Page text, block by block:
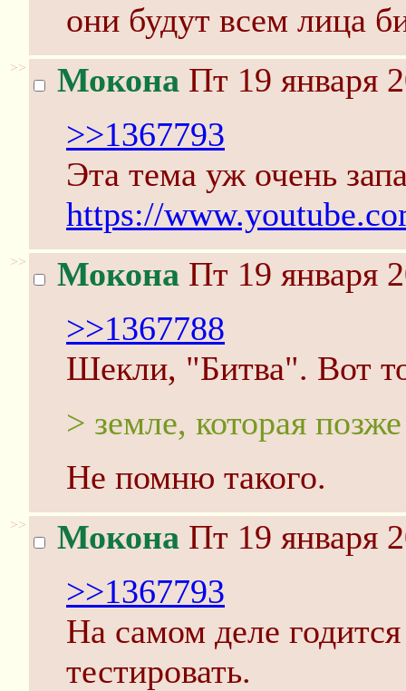
они будут всем лица
>> Мокона Пт 19 января
>>1367793
Эта тема уж очень
https://
>> Мокона Пт 19 января
>>1367788
Шекли, "Битва". Вот
> земле, которая
Не помню такого.
>> Мокона Пт 19 января
>>1367793
На самом деле
тестировать.